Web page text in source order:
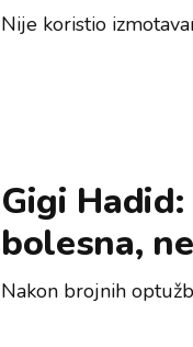
Nije koristio
Gigi
bolesna,
Nakon brojnih